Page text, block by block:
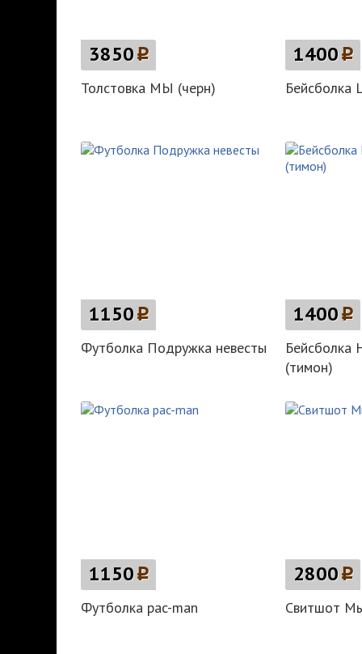
3850p
Толстовка МЫ (черн)
1400p
Бейсболка
1150p
Футболка Подружка невесты
1400p
Бейсболка
(тимон)
1150p
Футболка pac-man
2800p
Свитшот